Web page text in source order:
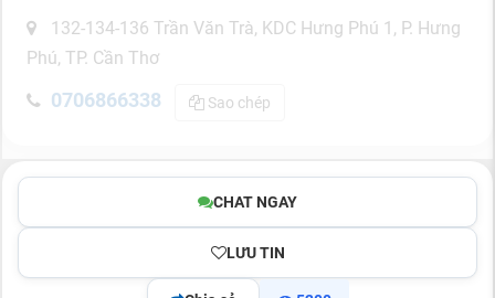
132-134-136 Trần Văn Trà, KDC Hưng Phú 1, P. Hưng
Phú, TP. Cần Thơ
0706866338 Sao chép
CHAT NGAY
LƯU TIN